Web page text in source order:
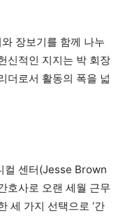
장보기를 함께 나누
신적인 지지는 박 회장
더로서 활동의 폭을 넓
컬 센터(Jesse Brown
호사로 오랜 세월 근무
세 가지 선택으로 ‘간